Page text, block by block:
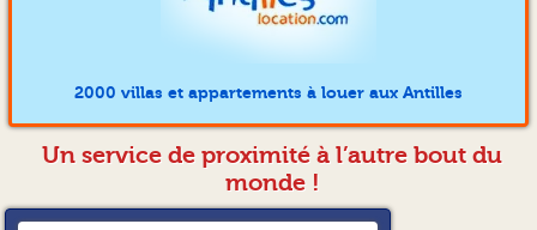
2000 villas et appartements à louer aux Antilles
Un service de proximité à l’autre bout du
monde !